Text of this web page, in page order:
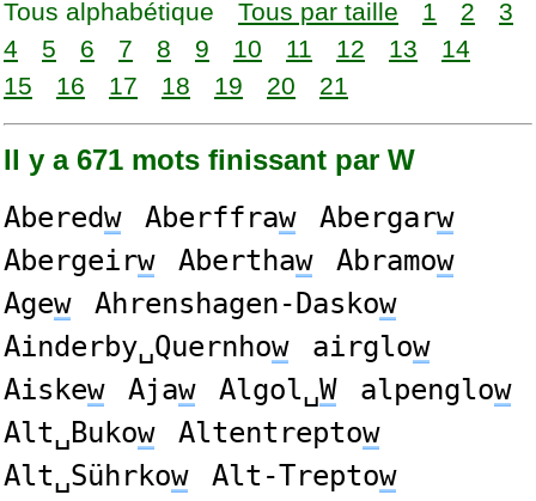
Tous alphabétique Tous par taille 1 2
3
4
5 6 7 8 9 10 11 12 13
14
15
16 17 18 19 20 21
Il y a 671 mots finissant par W
Aberedw Aberffraw Abergarw
Abergeirw Aberthaw Abramow
Agew Ahrenshagen-Daskow
Ainderby␣Quernhow airglow
Aiskew Ajaw Algol␣W alpenglow
Alt␣Bukow Altentreptow
Alt␣Sührkow Alt-Treptow